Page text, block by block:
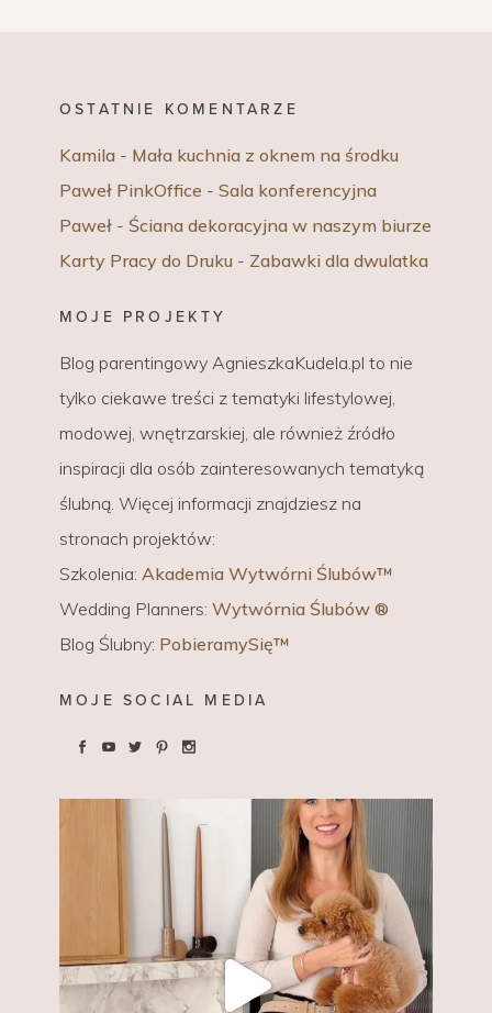
OSTATNIE KOMENTARZE
Kamila - Mała kuchnia z oknem na środku
Paweł PinkOffice - Sala konferencyjna
Paweł - Ściana dekoracyjna w naszym biurze
Karty Pracy do Druku - Zabawki dla dwulatka
MOJE PROJEKTY
Blog parentingowy AgnieszkaKudela.pl to nie
tylko ciekawe treści z tematyki lifestylowej,
modowej, wnętrzarskiej, ale również źródło
inspiracji dla osób zainteresowanych tematyką
ślubną. Więcej informacji znajdziesz na
stronach projektów:
Szkolenia: Akademia Wytwórni Ślubów™
Wedding Planners: Wytwórnia Ślubów ®
Blog Ślubny: PobieramySię™
MOJE SOCIAL MEDIA